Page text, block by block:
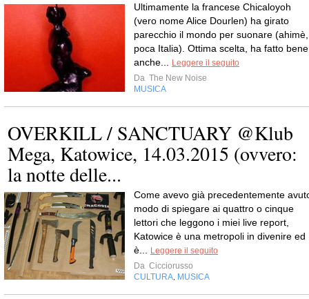
Ultimamente la francese Chicaloyoh
(vero nome Alice Dourlen) ha girato
parecchio il mondo per suonare (ahimè,
poca Italia). Ottima scelta, ha fatto
anche...
Leggere il seguito
Da The New Noise
MUSICA
OVERKILL / SANCTUARY @Klub
Mega, Katowice, 14.03.2015 (ovvero:
la notte delle...
Come avevo già precedentemente
modo di spiegare ai quattro o cinque
lettori che leggono i miei live report,
Katowice è una metropoli in divenire ed
è...
Leggere il seguito
Da Cicciorusso
CULTURA MUSICA